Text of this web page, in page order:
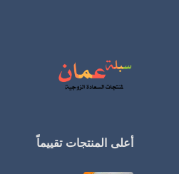
أعلى المنتجات تقييماً